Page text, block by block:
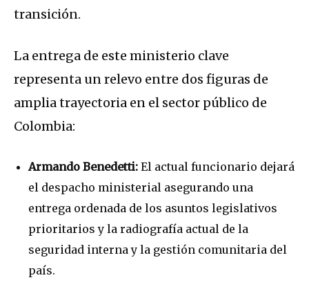
transición.
La entrega de este ministerio clave
representa un relevo entre dos figuras de
amplia trayectoria en el sector público de
Colombia:
Armando Benedetti: El actual funcionario dejará
el despacho ministerial asegurando una
entrega ordenada de los asuntos legislativos
prioritarios y la radiografía actual de la
seguridad interna y la gestión comunitaria del
país.